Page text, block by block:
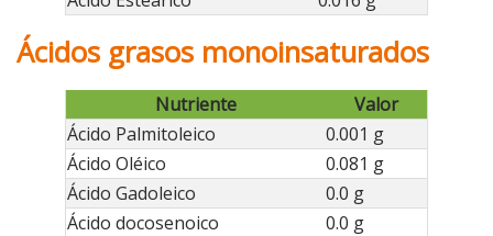
Ácidos grasos monoinsaturados
Nutriente
Valor
Ácido Palmitoleico
0.001 g
Ácido Oléico
0.081 g
Ácido Gadoleico
0.0 g
Ácido docosenoico
0.0 g